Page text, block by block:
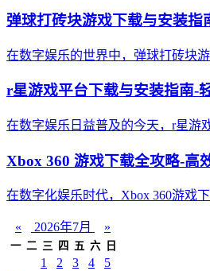
弹球打砖块游戏下载与安装指
在数字娱乐的世界中，弹球打砖块
r星游戏平台下载与安装指南-
在数字娱乐日益普及的今天，r星游
Xbox 360 游戏下载全攻略-高
在数字化娱乐时代，Xbox 360游戏
« 2026年7月 »
一 二 三 四 五 六 日
1 2 3 4
5